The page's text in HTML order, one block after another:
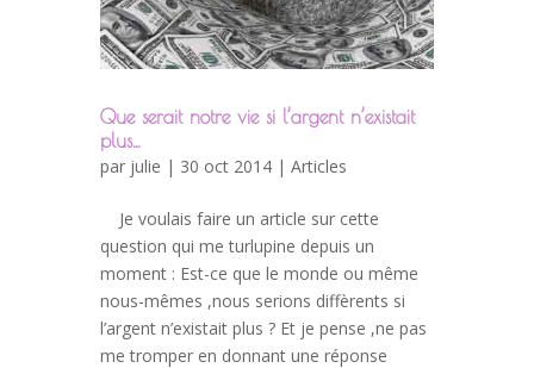
Que serait notre vie si l’argent n’existait
plus…
par julie | 30 oct 2014 | Articles
Je voulais faire un article sur cette
question qui me turlupine depuis un
moment : Est-ce que le monde ou même
nous-mêmes ,nous serions diffèrents si
l’argent n’existait plus ? Et je pense ,ne pas
me tromper en donnant une réponse